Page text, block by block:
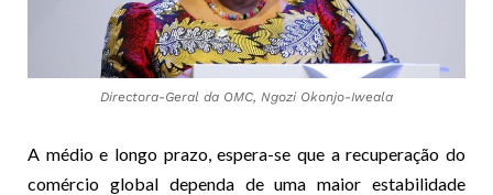
Directora-Geral da OMC, Ngozi Okonjo-Iweala
A médio e longo prazo, espera-se que a recuperação do
comércio global dependa de uma maior estabilidade